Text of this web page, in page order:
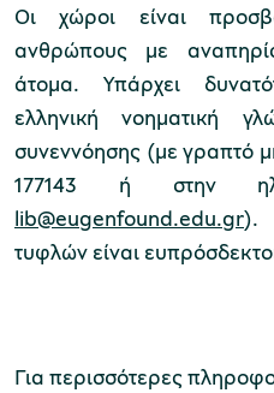
Οι χώροι είναι
ανθρώπους με
άτομα. Υπάρχει
ελληνική νοηματική
συνεννόησης (με γραπτό
177143 ή στην
lib@eugenfound.edu.gr).
τυφλών είναι
Για περισσότερες